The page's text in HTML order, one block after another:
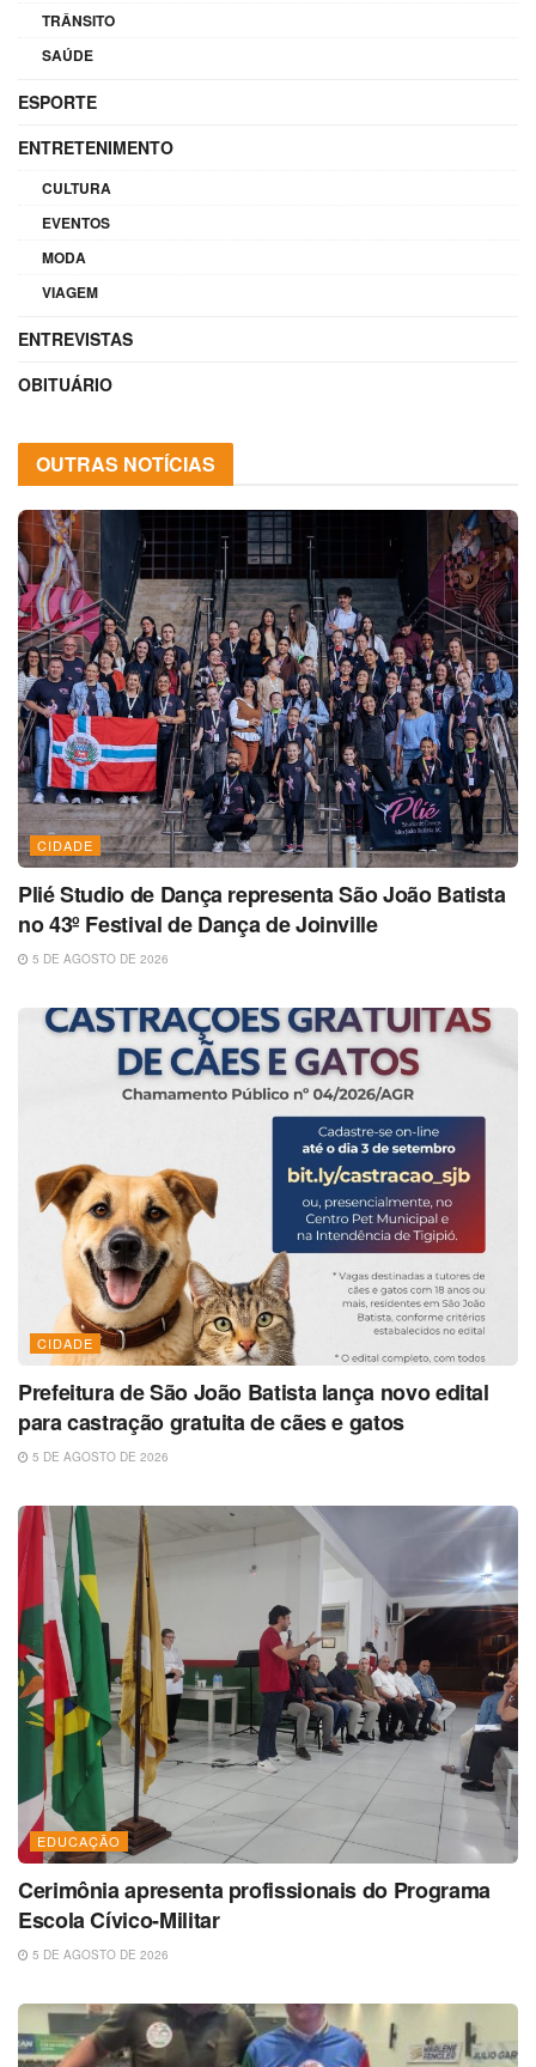
TRÂNSITO
SAÚDE
ESPORTE
ENTRETENIMENTO
CULTURA
EVENTOS
MODA
VIAGEM
ENTREVISTAS
OBITUÁRIO
OUTRAS NOTÍCIAS
CIDADE
Plié Studio de Dança representa São João Batista
no 43º Festival de Dança de Joinville
5 DE AGOSTO DE 2026
CIDADE
Prefeitura de São João Batista lança novo edital
para castração gratuita de cães e gatos
5 DE AGOSTO DE 2026
EDUCAÇÃO
Cerimônia apresenta profissionais do Programa
Escola Cívico-Militar
5 DE AGOSTO DE 2026